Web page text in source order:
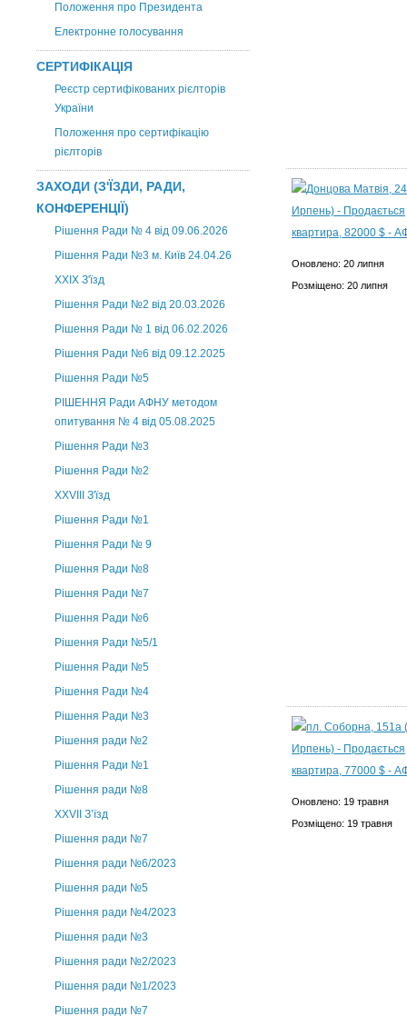
Положення про Президента
Електронне голосування
СЕРТИФІКАЦІЯ
Реєстр сертифікованих рієлторів
України
Положення про сертифікацію
рієлторів
ЗАХОДИ (З'ЇЗДИ, РАДИ,
КОНФЕРЕНЦІЇ)
Рішення Ради № 4 від 09.06.2026
Рішення Ради №3 м. Київ 24.04.26
XXІХ З'їзд
Рішення Ради №2 від 20.03.2026
Рішення Ради № 1 від 06.02.2026
Рішення Ради №6 від 09.12.2025
Рішення Ради №5
РІШЕННЯ Ради АФНУ методом
опитування № 4 від 05.08.2025
Рішення Ради №3
Рішення Ради №2
XXVIII З'їзд
Рішення Ради №1
Рішення Ради № 9
Рішення Ради №8
Рішення Ради №7
Рішення Ради №6
Рішення Ради №5/1
Рішення Ради №5
Рішення Ради №4
Рішення Ради №3
Рішення ради №2
Рішення Ради №1
Рішення ради №8
ХХVII З’їзд
Рішення ради №7
Рішення ради №6/2023
Рішення ради №5
Рішення ради №4/2023
Рішення ради №3
Рішення ради №2/2023
Рішення ради №1/2023
Рішення ради №7
Оновлено: 20 липня
Розміщено: 20 липня
Оновлено: 19 травня
Розміщено: 19 травня